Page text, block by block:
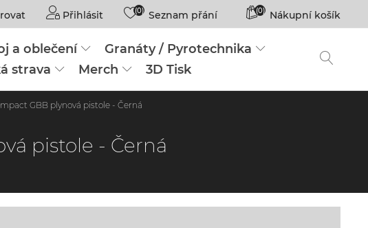
Přihlásit (0) Seznam přání (0) Nákupní košík
a oblečení
Granáty / Pyrotechnika
strava Merch 3D Tisk
GBB plynová pistole - Černá
pistole - Černá